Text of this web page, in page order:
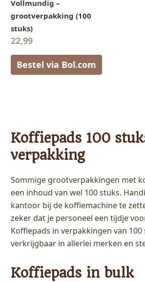
Vollmundig –
grootverpakking (100
stuks)
22,99
Bestel via Bol.com
Koffiepads 100
verpakking
Sommige grootverpakkingen met
een inhoud van wel 100 stuks.
kantoor bij de koffiemachine te
zeker dat je personeel een tijdje
Koffiepads in verpakkingen van 100
verkrijgbaar in allerlei merken en
Koffiepads in bulk